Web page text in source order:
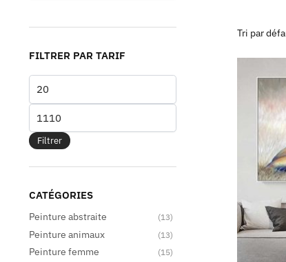
FILTRER PAR TARIF
Filtrer
CATÉGORIES
Peinture abstraite (13)
Peinture animaux (13)
Peinture femme (15)